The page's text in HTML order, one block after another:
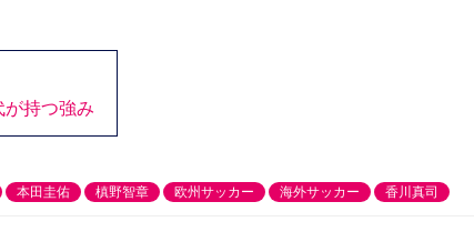
が持つ強み
本田圭佑 槙野智章 欧州サッカー 海外サッカー 香川真司